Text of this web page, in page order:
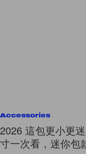
Accessories
2026 這包更小更
寸一次看，迷你包